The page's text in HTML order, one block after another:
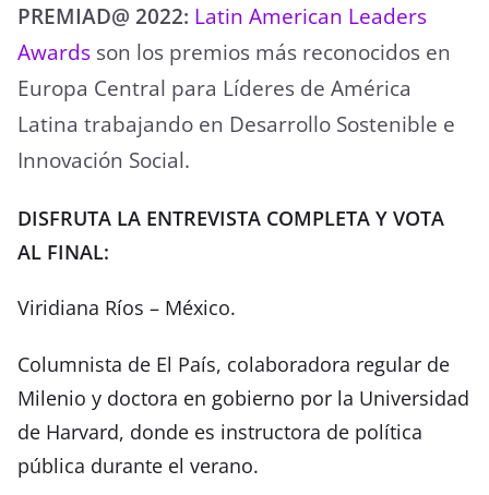
PREMIAD@ 2022: Latin American Leaders
Awards son los premios más reconocidos en
Europa Central para Líderes de América
Latina trabajando en Desarrollo Sostenible e
Innovación Social.
DISFRUTA LA ENTREVISTA COMPLETA Y VOTA
AL FINAL:
Viridiana Ríos – México.
Columnista de El País, colaboradora regular de
Milenio y doctora en gobierno por la Universidad
de Harvard, donde es instructora de política
pública durante el verano.